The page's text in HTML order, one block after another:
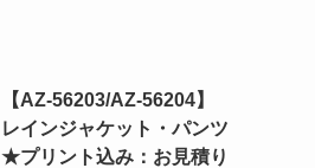
【AZ-56203/AZ-56204】
レインジャケット・パンツ
★プリント込み：お見積り